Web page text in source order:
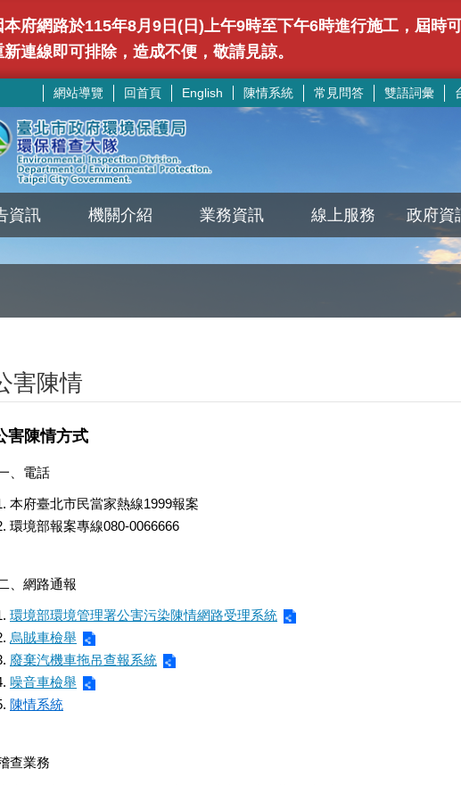
本府網路於115年8月9日(日)上午9時至下午6時進行施工，屆時
新連線即可排除，造成不便，敬請見諒。
網站導覽 回首頁 English 陳情系統 常見問答 雙語詞彙
資訊 機關介紹 業務資訊 線上服務 政府資
害陳情
害陳情方式
、電話
本府臺北市民當家熱線1999報案
環境部報案專線080-0066666
、網路通報
環境部環境管理署公害污染陳情網路受理系統
烏賊車檢舉
廢棄汽機車拖吊查報系統
噪音車檢舉
陳情系統
查業務